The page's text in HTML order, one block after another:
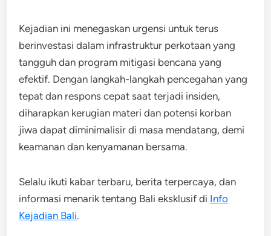
Kejadian ini menegaskan urgensi untuk terus
berinvestasi dalam infrastruktur perkotaan yang
tangguh dan program mitigasi bencana yang
efektif. ​Dengan langkah-langkah pencegahan yang
tepat dan respons cepat saat terjadi insiden,
diharapkan kerugian materi dan potensi korban
jiwa dapat diminimalisir di masa mendatang, demi
keamanan dan kenyamanan bersama.​
Selalu ikuti kabar terbaru, berita terpercaya, dan
informasi menarik tentang Bali eksklusif di Info
Kejadian Bali.